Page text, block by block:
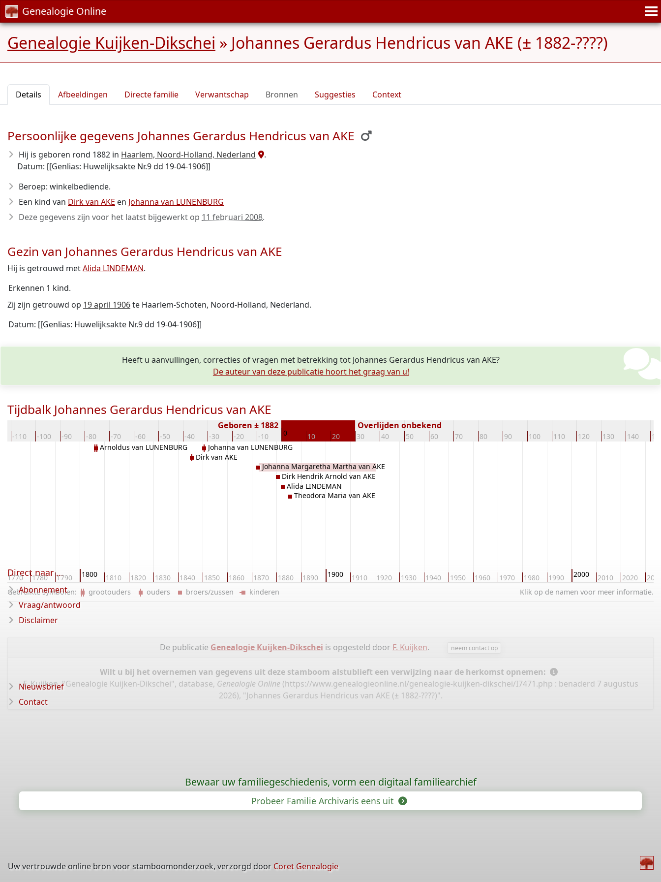
Genealogie Online
Genealogie Kuijken-Dikschei » Johannes Gerardus Hendricus van AKE (± 1882-????)
Details Afbeeldingen Directe familie Verwantschap Bronnen Suggesties Context
Persoonlijke gegevens Johannes Gerardus Hendricus van AKE
Hij is geboren rond 1882 in Haarlem, Noord-Holland, Nederland
.
Datum: [[Genlias: Huwelijksakte Nr.9 dd 19-04-1906]]
Beroep: winkelbediende.
Een kind van Dirk van AKE en Johanna van LUNENBURG
Deze gegevens zijn voor het laatst bijgewerkt op 11 februari 2008.
Gezin van Johannes Gerardus Hendricus van AKE
Hij is getrouwd metAlida LINDEMAN.
Erkennen 1 kind.
Zij zijn getrouwd op 19 april 1906te Haarlem-Schoten, Noord-Holland, Nederland.
Datum: [[Genlias: Huwelijksakte Nr.9 dd 19-04-1906]]
Heeft u aanvullingen, correcties of vragen met betrekking tot Johannes Gerardus Hendricus van AKE?
De auteur van deze publicatie hoort het graag van u!
Tijdbalk Johannes Gerardus Hendricus van AKE
-110 -100 -90 -80 -70 -60 -50 -40 -30 -20 -10 0 10 20 30 40 50 60 70 80 90 100 110 120 130 140
Geboren ± 1882 Overlijden onbekend
1770 1780 1790 1800 1810 1820 1830 1840 1850 1860 1870 1880 1890 1900 1910 1920 1930 1940 1950 1960 1970 1980 1990 2000 2010 2020
Arnoldus van LUNENBURG
Dirk van AKE
Johanna van LUNENBURG
Johanna Margaretha Martha van AKE
Dirk Hendrik Arnold van AKE
Alida LINDEMAN
Theodora Maria van AKE
Klik op de namen voor meer informatie.
Gebruikte symbolen: grootouders ouders broers/zussen kinderen
De publicatie Genealogie Kuijken-Dikschei is opgesteld door F. Kuijken. neem contact op
Wilt u bij het overnemen van gegevens uit deze stamboom alstublieft een verwijzing naar de herkomst opnemen:
F. Kuijken, "Genealogie Kuijken-Dikschei", database, Genealogie Online (https://www.genealogieonline.nl/genealogie-kuijken-dikschei/I7471.php : benaderd 7 augustus
2026), "Johannes Gerardus Hendricus van AKE (± 1882-????)".
Direct naar ...
Abonnement
Vraag/antwoord
Disclaimer
Nieuwsbrief
Contact
Bewaar uw familiegeschiedenis, vorm een digitaal familiearchief
Probeer Familie Archivaris eens uit
Uw vertrouwde online bron voor stamboomonderzoek, verzorgd door Coret Genealogie